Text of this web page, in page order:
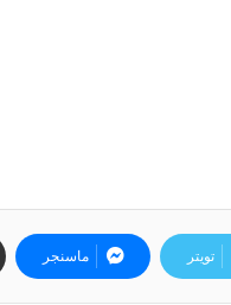
تويتر ماسنجر